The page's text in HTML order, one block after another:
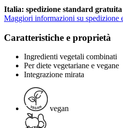
Italia: spedizione standard gratuita
Maggiori informazioni su spedizione
Caratteristiche e proprietà
Ingredienti vegetali combinati
Per diete vegetariane e vegane
Integrazione mirata
vegan